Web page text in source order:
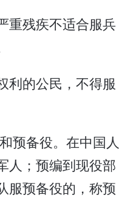
重残疾不适合服兵
利的公民，不得服
预备役。在中国人
人；预编到现役部
服预备役的，称预